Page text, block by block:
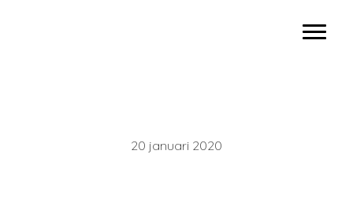
20 januari 2020